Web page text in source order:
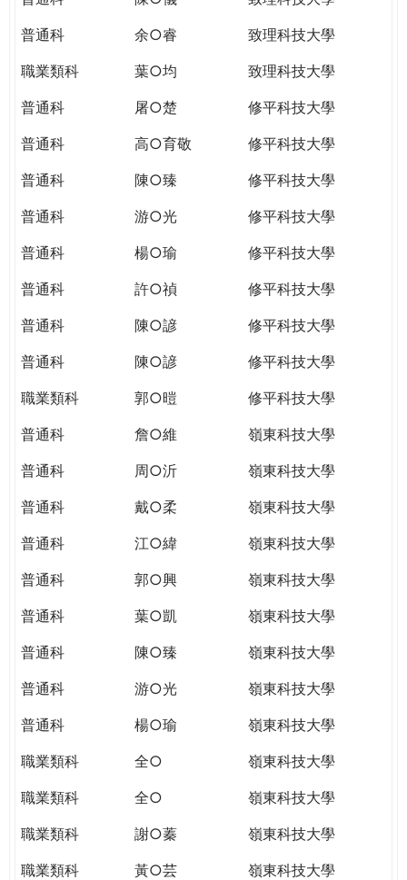
普通科
余○睿
致理科技大學
職業類科
葉○均
致理科技大學
普通科
屠○楚
修平科技大學
普通科
高○育敬
修平科技大學
普通科
陳○臻
修平科技大學
普通科
游○光
修平科技大學
普通科
楊○瑜
修平科技大學
普通科
許○禎
修平科技大學
普通科
陳○諺
修平科技大學
普通科
陳○諺
修平科技大學
職業類科
郭○暟
修平科技大學
普通科
詹○維
嶺東科技大學
普通科
周○沂
嶺東科技大學
普通科
戴○柔
嶺東科技大學
普通科
江○緯
嶺東科技大學
普通科
郭○興
嶺東科技大學
普通科
葉○凱
嶺東科技大學
普通科
陳○臻
嶺東科技大學
普通科
游○光
嶺東科技大學
普通科
楊○瑜
嶺東科技大學
職業類科
全○
嶺東科技大學
職業類科
全○
嶺東科技大學
職業類科
謝○蓁
嶺東科技大學
職業類科
黃○芸
嶺東科技大學